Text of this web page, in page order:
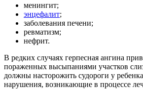
менингит;
энцефалит;
заболевания печени;
ревматизм;
нефрит.
В редких случаях герпесная ангина
пораженных высыпаниями участков
должны насторожить судороги у
нарушения, возникающие в процессе